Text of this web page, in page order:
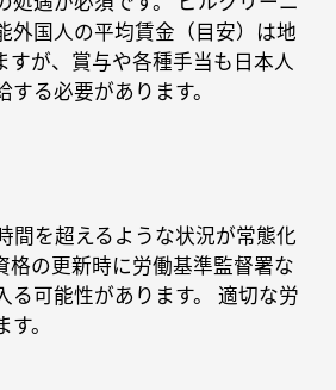
外国人の平均賃金（目安）は地
すが、賞与や各種手当も日本人
る必要があります。
間を超えるような状況が常態化
格の更新時に労働基準監督署な
る可能性があります。 適切な労
。